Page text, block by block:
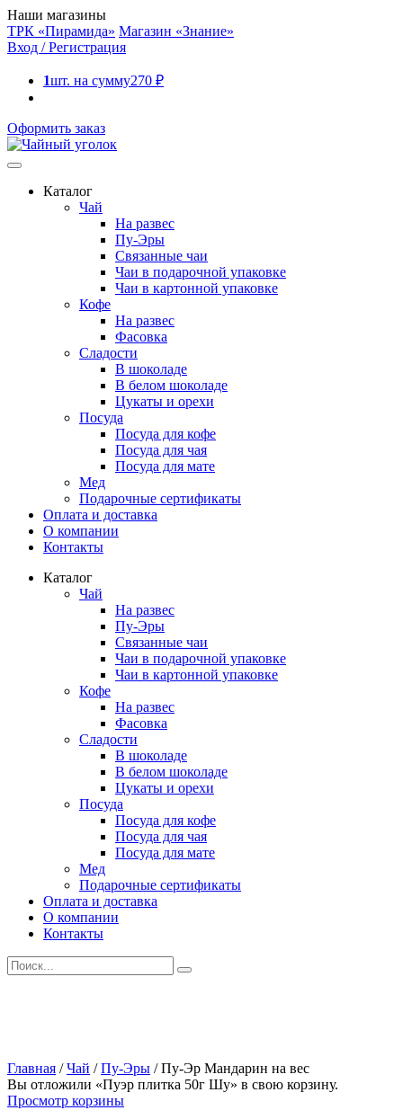
Наши магазины
ТРК «Пирамида» Магазин «Знание»
Вход / Регистрация
1шт. на сумму270 ₽
Оформить заказ
Каталог
Чай
На развес
Пу-Эры
Связанные чаи
Чаи в подарочной упаковке
Чаи в картонной упаковке
Кофе
На развес
Фасовка
Сладости
В шоколаде
В белом шоколаде
Цукаты и орехи
Посуда
Посуда для кофе
Посуда для чая
Посуда для мате
Мед
Подарочные сертификаты
Оплата и доставка
О компании
Контакты
Каталог
Чай
На развес
Пу-Эры
Связанные чаи
Чаи в подарочной упаковке
Чаи в картонной упаковке
Кофе
На развес
Фасовка
Сладости
В шоколаде
В белом шоколаде
Цукаты и орехи
Посуда
Посуда для кофе
Посуда для чая
Посуда для мате
Мед
Подарочные сертификаты
Оплата и доставка
О компании
Контакты
Искать:
Главная /Чай /Пу-Эры /Пу-Эр Мандарин на вес
Вы отложили «Пуэр плитка 50г Шу» в свою корзину.
Просмотр корзины